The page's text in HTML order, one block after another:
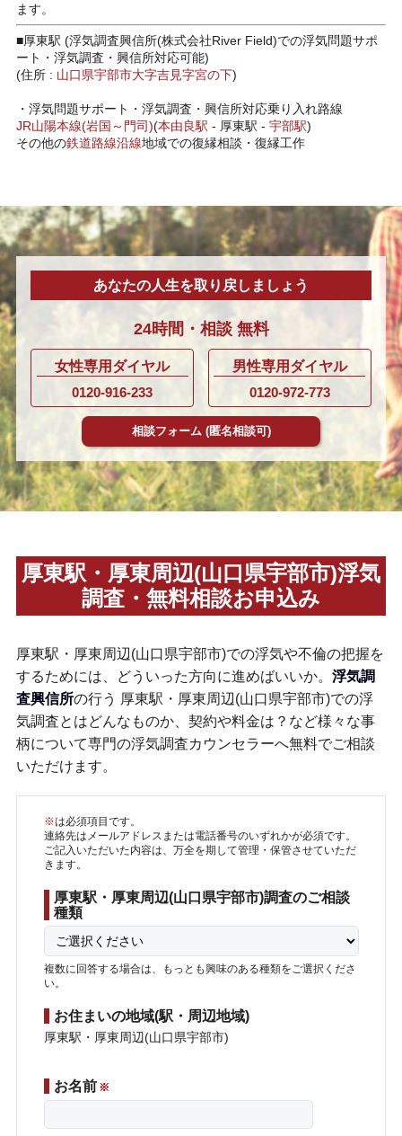
ます。
■厚東駅 (浮気調査興信所(株式会社River Field)での浮気問題サポ
ート・浮気調査・興信所対応可能)
(住所 : 山口県宇部市大字吉見字宮の下)
・ 浮気問題サポート・浮気調査・興信所対応乗り入れ路線
JR山陽本線(岩国～門司)(本由良駅 - 厚東駅 - 宇部駅)
その他の鉄道路線沿線地域での復縁相談・復縁工作
あなたの人生を取り戻しましょう
24時間・ 相談無料
女性専用ダイヤル
0120-916-233
男性専用ダイヤル
0120-972-773
相談フォーム (匿名相談可)
厚東駅・厚東周辺(山口県宇部市)浮気
調査・無料相談お申込み
厚東駅・厚東周辺(山口県宇部市)での浮気や不倫の把握を
するためには、どういった方向に進めばいいか。 浮気調
査興信所の行う 厚東駅・厚東周辺(山口県宇部市)での浮
気調査とはどんなものか、契約や料金は？など様々な事
柄について専門の浮気調査カウンセラーへ無料でご相談
いただけます。
※は必須項目です。
連絡先はメールアドレスまたは電話番号のいずれかが必須です。
ご記入いただいた内容は、万全を期して管理・保管させていただ
きます。
厚東駅・厚東周辺(山口県宇部市)調査のご相談
種類
複数に回答する場合は、もっとも興味のある種類をご選択くださ
い。
お住まいの地域(駅・周辺地域)
厚東駅・厚東周辺(山口県宇部市)
お名前 ※